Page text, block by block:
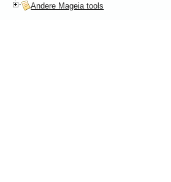
Andere Mageia tools